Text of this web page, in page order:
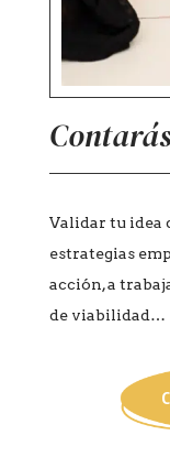
Validar tu idea
estrategias
acción, a
de viabilidad…